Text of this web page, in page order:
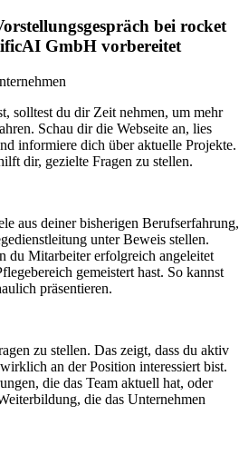
bei rocket
GmbH vorbereitet
solltest du dir Zeit nehmen, um mehr
Schau dir die Webseite an, lies
informiere dich über aktuelle Projekte.
dir, gezielte Fragen zu stellen.
aus deiner bisherigen Berufserfahrung,
unter Beweis stellen.
du Mitarbeiter erfolgreich angeleitet
gemeistert hast. So kannst
präsentieren.
zu stellen. Das zeigt, dass du aktiv
an der Position interessiert bist.
die das Team aktuell hat, oder
die das Unternehmen